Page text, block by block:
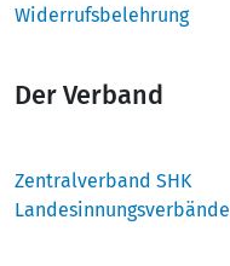
Widerrufsbelehrung
Der Verband
Zentralverband SHK
Landesinnungsverbände